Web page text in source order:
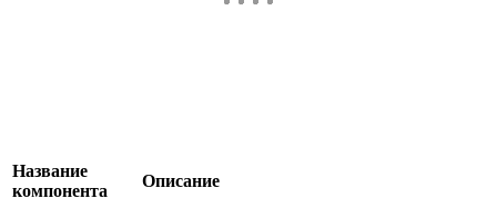
Название
компонента
Описание